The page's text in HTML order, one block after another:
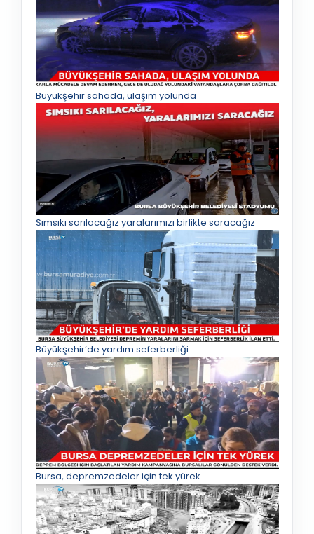
Büyükşehir sahada, ulaşım yolunda
Sımsıkı sarılacağız yaralarımızı birlikte saracağız
Büyükşehir’de yardım seferberliği
Bursa, depremzedeler için tek yürek